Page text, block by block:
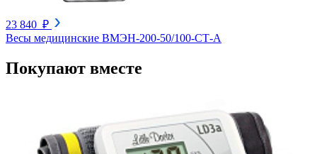
23 840 ₽
Весы медицинские ВМЭН-200-50/100-СТ-А
Покупают вместе